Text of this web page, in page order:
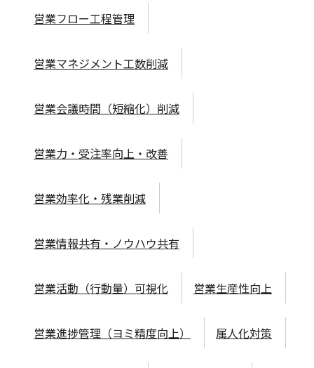
営業フロー工程管理
営業マネジメント工数削減
営業会議時間（短縮化）削減
営業力・受注率向上・改善
営業効率化・残業削減
営業情報共有・ノウハウ共有
営業活動（行動量）可視化 営業生産性向上
営業進捗管理（ヨミ精度向上） 属人化対策